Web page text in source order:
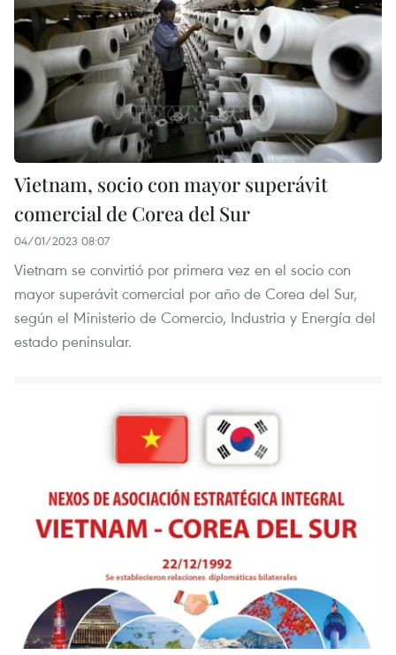
Vietnam, socio con mayor superávit
comercial de Corea del Sur
04/01/2023 08:07
Vietnam se convirtió por primera vez en el socio con
mayor superávit comercial por año de Corea del Sur,
según el Ministerio de Comercio, Industria y Energía del
estado peninsular.